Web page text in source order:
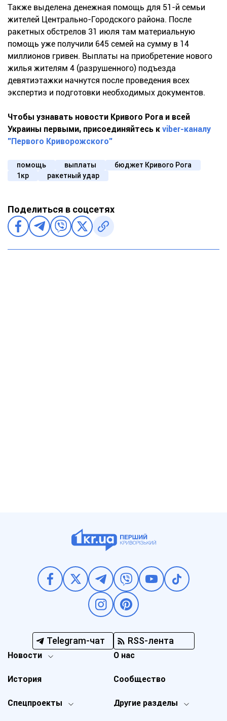
Также выделена денежная помощь для 51-й семьи
жителей Центрально-Городского района. После
ракетных обстрелов 31 июля там материальную
помощь уже получили 645 семей на сумму в 14
миллионов гривен. Выплаты на приобретение нового
жилья жителям 4 (разрушенного) подъезда
девятиэтажки начнутся после проведения всех
экспертиз и подготовки необходимых документов.
Чтобы узнавать новости Кривого Рога и всей
Украины первыми, присоединяйтесь к viber-каналу
"Первого Криворожского"
помощь выплаты
бюджет Кривого Рога
1кр
ракетный удар
Поделиться в соцсетях
Telegram-чат RSS-лента
Новости
Спецпроекты Другие разделы
История
О нас
Сообщество